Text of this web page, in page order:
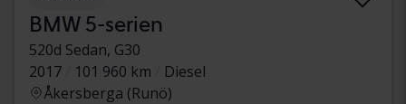
BMW 5-serien
520d Sedan, G30
2017
101 960 km
Diesel
Åkersberga (Runö)